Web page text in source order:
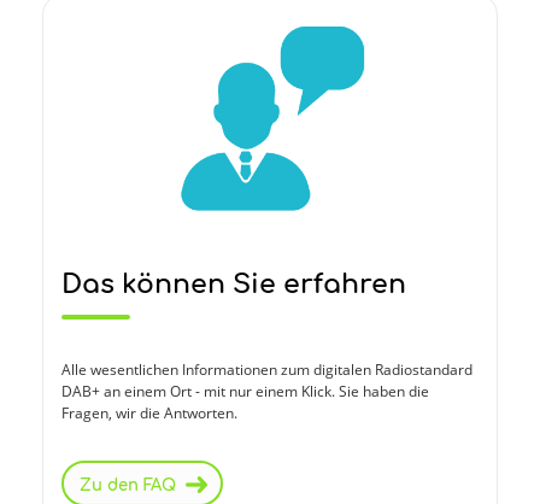
Das können Sie erfahren
Alle wesentlichen Informationen zum digitalen Radiostandard
DAB+ an einem Ort - mit nur einem Klick. Sie haben die
Fragen, wir die Antworten.
Zu den FAQ